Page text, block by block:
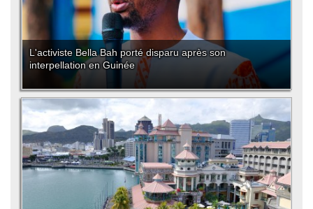
L'activiste Bella Bah porté disparu après son
interpellation en Guinée